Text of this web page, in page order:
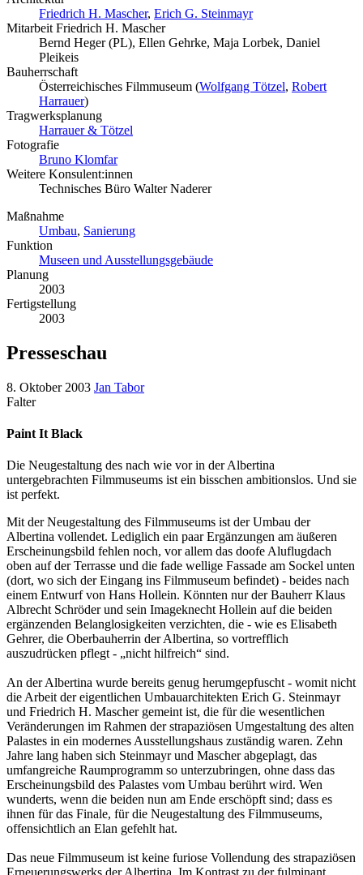
Friedrich H. Mascher, Erich G. Steinmayr
Mitarbeit Friedrich H. Mascher
Bernd Heger (PL), Ellen Gehrke, Maja Lorbek, Daniel
Pleikeis
Bauherrschaft
Österreichisches Filmmuseum (Wolfgang Tötzel, Robert
Harrauer)
Tragwerksplanung
Harrauer & Tötzel
Fotografie
Bruno Klomfar
Weitere Konsulent:innen
Technisches Büro Walter Naderer
Maßnahme
Umbau, Sanierung
Funktion
Museen und Ausstellungsgebäude
Planung
2003
Fertigstellung
2003
Presseschau
8. Oktober 2003 Jan Tabor
Falter
Paint It Black
Die Neugestaltung des nach wie vor in der Albertina
untergebrachten Filmmuseums ist ein bisschen ambitionslos. Und sie
ist perfekt.
Mit der Neugestaltung des Filmmuseums ist der Umbau der
Albertina vollendet. Lediglich ein paar Ergänzungen am äußeren
Erscheinungsbild fehlen noch, vor allem das doofe Aluflugdach
oben auf der Terrasse und die fade wellige Fassade am Sockel unten
(dort, wo sich der Eingang ins Filmmuseum befindet) - beides nach
einem Entwurf von Hans Hollein. Könnten nur der Bauherr Klaus
Albrecht Schröder und sein Imageknecht Hollein auf die beiden
ergänzenden Belanglosigkeiten verzichten, die - wie es Elisabeth
Gehrer, die Oberbauherrin der Albertina, so vortrefflich
auszudrücken pflegt - „nicht hilfreich“ sind.
An der Albertina wurde bereits genug herumgepfuscht - womit nicht
die Arbeit der eigentlichen Umbauarchitekten Erich G. Steinmayr
und Friedrich H. Mascher gemeint ist, die für die wesentlichen
Veränderungen im Rahmen der strapaziösen Umgestaltung des alten
Palastes in ein modernes Ausstellungshaus zuständig waren. Zehn
Jahre lang haben sich Steinmayr und Mascher abgeplagt, das
umfangreiche Raumprogramm so unterzubringen, ohne dass das
Erscheinungsbild des Palastes vom Umbau berührt wird. Wen
wunderts, wenn die beiden nun am Ende erschöpft sind; dass es
ihnen für das Finale, für die Neugestaltung des Filmmuseums,
offensichtlich an Elan gefehlt hat.
Das neue Filmmuseum ist keine furiose Vollendung des strapaziösen